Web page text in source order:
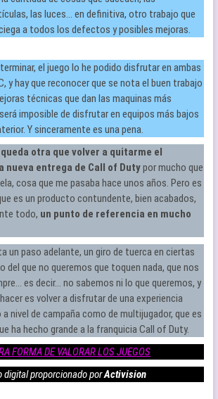
las luces… en definitiva, otro trabajo que
a todos los defectos y posibles mejoras.
el juego lo he podido disfrutar en ambas
y hay que reconocer que se nota el buen trabajo
técnicas que dan las maquinas más
imposible de disfrutar en equipos más bajos
Y sinceramente es una pena.
queda otra que volver a quitarme el
nueva entrega de Call of Dutypor mucho que
cosa que me pasaba hace unos años. Pero es
es un producto contundente, bien acabados,
todo, un punto de referencia en mucho
un paso adelante, un giro de tuerca en ciertas
del que no queremos que toquen nada, que nos
es decir… no sabemos ni lo que queremos, y
es volver a disfrutar de una experiencia
nivel de campaña como de multijugador, que es
ha hecho grande a la franquicia Call of Duty.
FORMA DE VALORAR LOS JUEGOS
digital proporcionado porActivision